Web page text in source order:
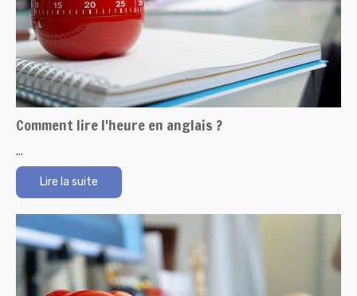
Comment lire l'heure en anglais ?
...
Lire la suite